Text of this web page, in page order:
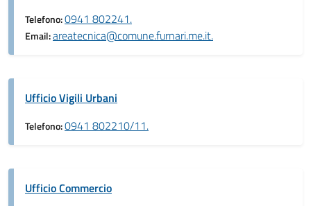
Telefono:0941 802241.
Email:areatecnica@comune.furnari.me.it.
Ufficio Vigili Urbani
Telefono:0941 802210/11.
Ufficio Commercio